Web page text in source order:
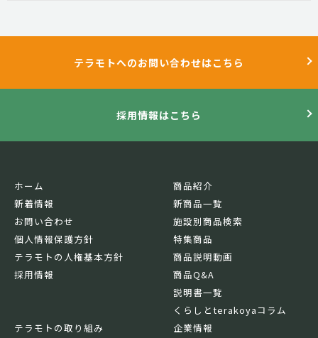
テラモトへのお問い合わせはこちら
採用情報はこちら
ホーム
新着情報
お問い合わせ
個人情報保護方針
テラモトの人権基本方針
採用情報
商品紹介
新商品一覧
施設別商品検索
特集商品
商品説明動画
商品Q&A
説明書一覧
くらしとterakoyaコラム
テラモトの取り組み
企業情報